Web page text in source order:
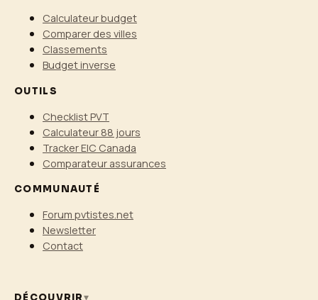
Calculateur budget
Comparer des villes
Classements
Budget inverse
OUTILS
Checklist PVT
Calculateur 88 jours
Tracker EIC Canada
Comparateur assurances
COMMUNAUTÉ
Forum pvtistes.net
Newsletter
Contact
DÉCOUVRIR▾